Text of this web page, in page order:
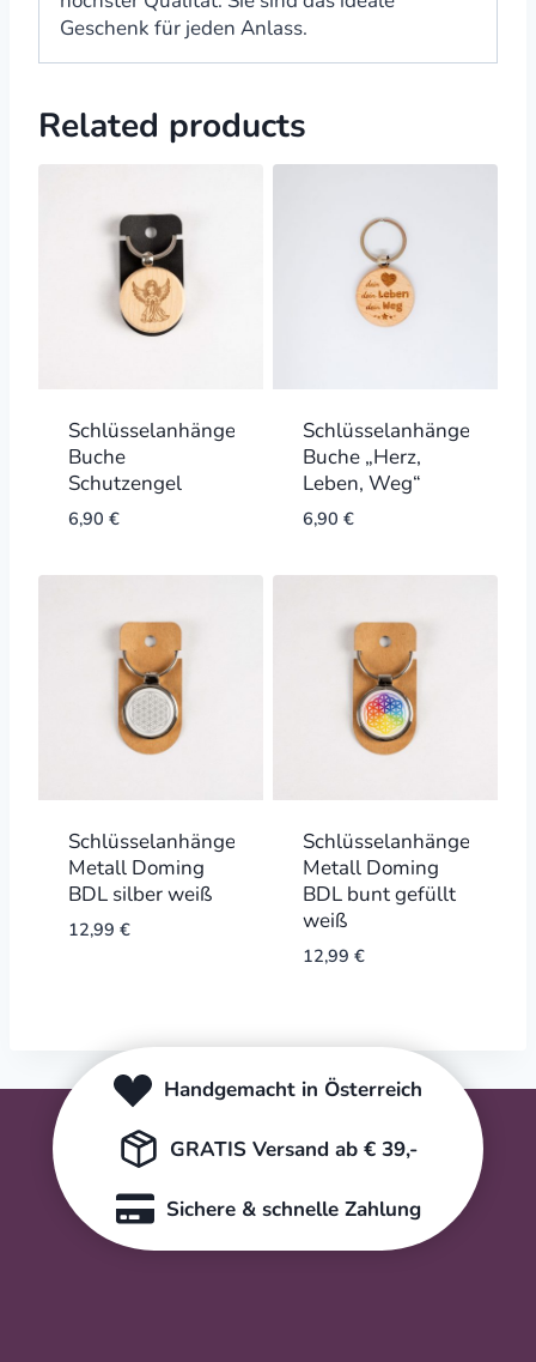
Geschenk für jeden Anlass.
Related products
Schlüsselanhänger
Buche
Schutzengel
6,90 €
Schlüsselanhänger
Buche „Herz,
Leben, Weg“
6,90 €
Schlüsselanhänger
Metall Doming
BDL silber weiß
12,99 €
Schlüsselanhänger
Metall Doming
BDL bunt gefüllt
weiß
12,99 €
Handgemacht in Österreich
GRATIS Versand ab € 39,-
Sichere & schnelle Zahlung